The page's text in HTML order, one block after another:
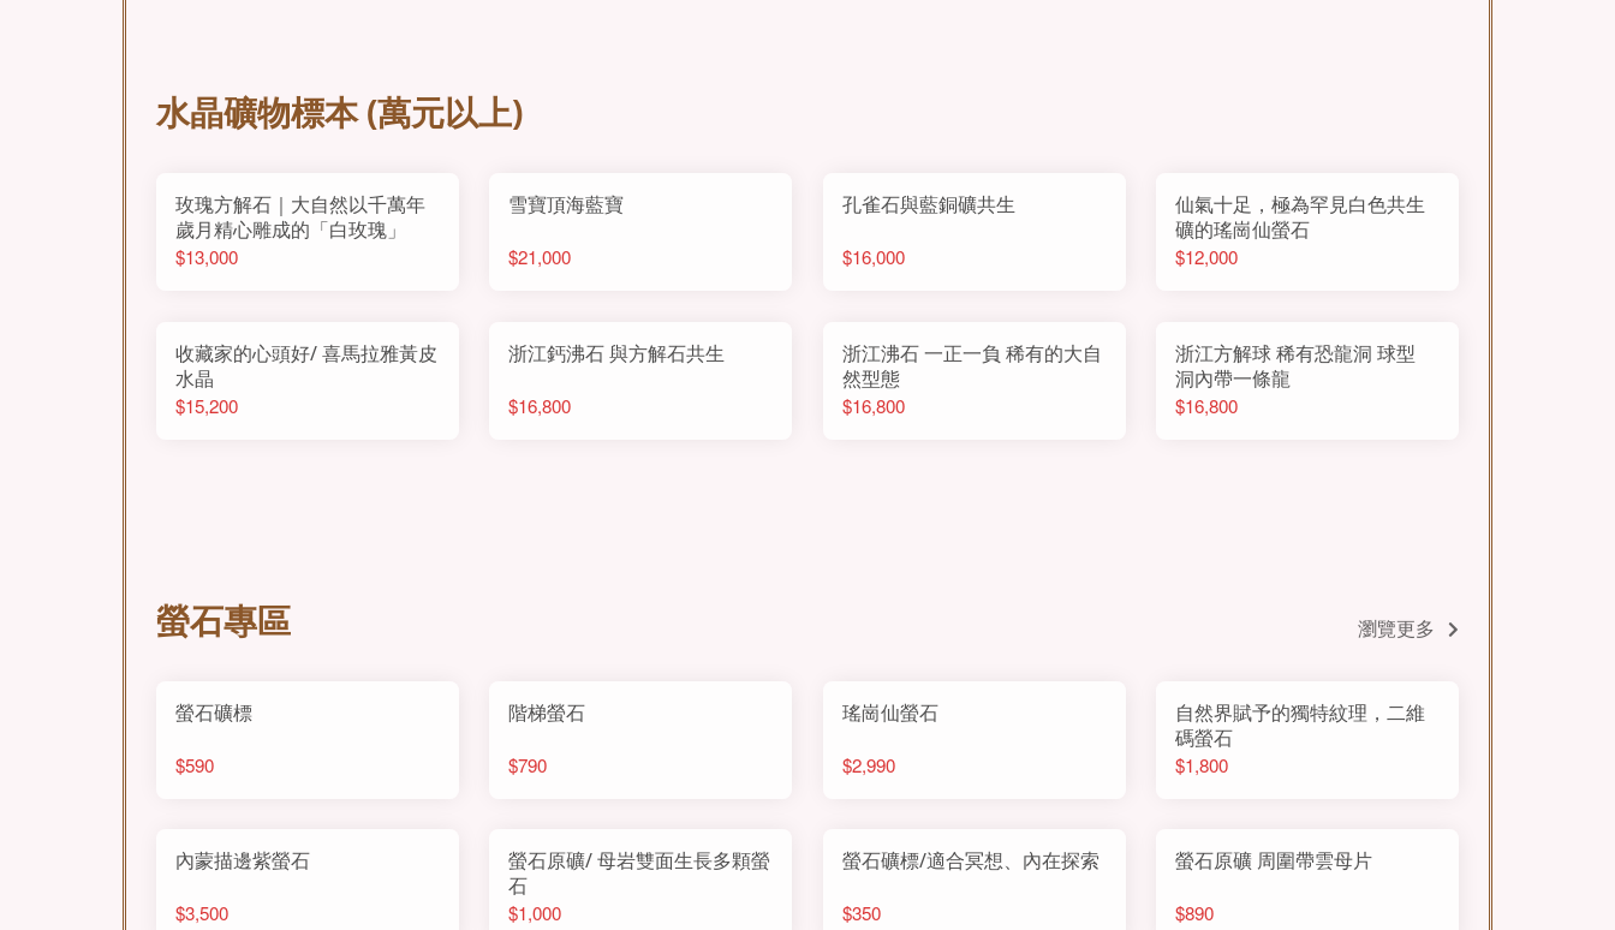
水晶礦物標本 (萬元以上)
玫瑰方解石｜大自然以千萬年
歲月精心雕成的「白玫瑰」
$13,000
雪寶頂海藍寶
$21,000
孔雀石與藍銅礦共生
$16,000
仙氣十足，極為罕見白色共生
礦的瑤崗仙螢石
$12,000
收藏家的心頭好/ 喜馬拉雅黃皮
水晶
$15,200
浙江鈣沸石 與方解石共生
$16,800
浙江沸石 一正一負 稀有的大自
然型態
$16,800
浙江方解球 稀有恐龍洞 球型
洞內帶一條龍
$16,800
螢石專區 瀏覽更多
螢石礦標
$590
階梯螢石
$790
瑤崗仙螢石
$2,990
自然界賦予的獨特紋理，二維
碼螢石
$1,800
內蒙描邊紫螢石
$3,500
螢石原礦/ 母岩雙面生長多顆螢
石
$1,000
螢石礦標/適合冥想、內在探索
$350
螢石原礦 周圍帶雲母片
$890